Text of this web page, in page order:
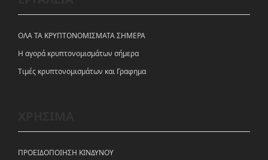
ΟΛΑ ΤΑ ΚΡΥΠΤΟΝΟΜΙΣΜΑΤΑ ΣΗΜΕΡΑ
Η αγορά κρυπτονομισμάτων σήμερα
Tιμές κρυπτονομισμάτων και Γραφημα
ΠΡΟΕΙΔΟΠΟΙΗΣΗ ΚΙΝΔΥΝΟΥ